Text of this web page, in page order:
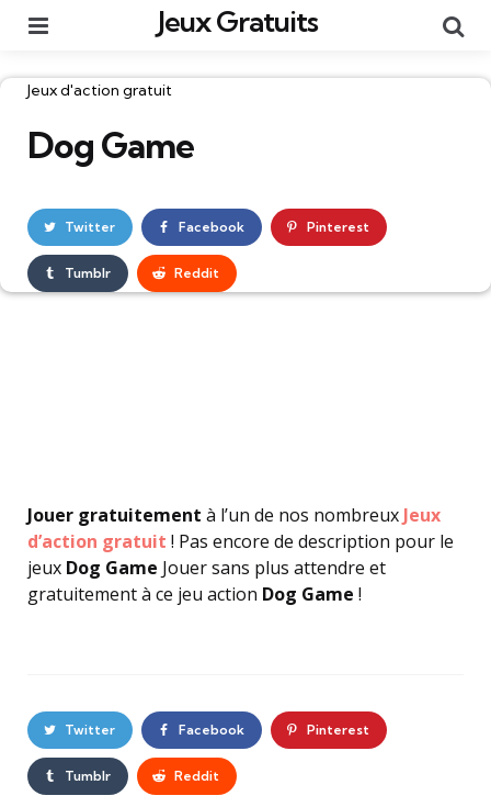
Jeux Gratuits
Catégories
Jeux d'action gratuit
Dog Game
Twitter Facebook Pinterest
Tumblr Reddit
Jouer gratuitement à l’un de nos nombreux Jeux
d’action gratuit ! Pas encore de description pour le
jeux Dog Game Jouer sans plus attendre et
gratuitement à ce jeu action Dog Game !
Twitter Facebook Pinterest
Tumblr Reddit